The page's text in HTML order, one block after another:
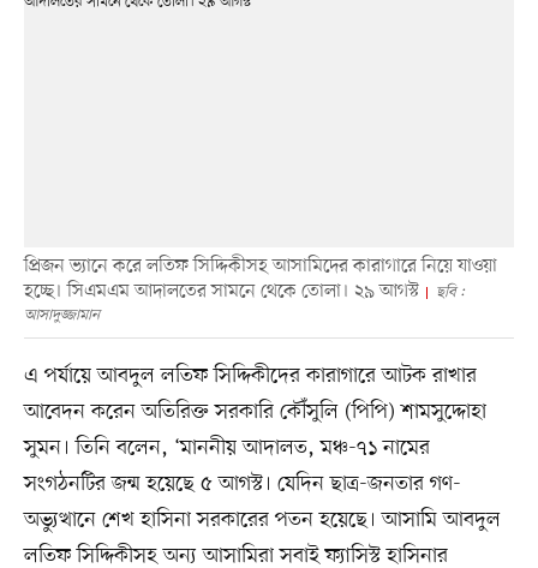
প্রিজন ভ্যানে করে লতিফ সিদ্দিকীসহ আসামিদের কারাগারে নিয়ে যাওয়া
হচ্ছে। সিএমএম আদালতের সামনে থেকে তোলা। ২৯ আগস্ট
ছবি :
আসাদুজ্জামান
এ পর্যায়ে আবদুল লতিফ সিদ্দিকীদের কারাগারে আটক রাখার
আবেদন করেন অতিরিক্ত সরকারি কৌঁসুলি (পিপি) শামসুদ্দোহা
সুমন। তিনি বলেন, ‘মাননীয় আদালত, মঞ্চ-৭১ নামের
সংগঠনটির জন্ম হয়েছে ৫ আগস্ট। যেদিন ছাত্র-জনতার গণ-
অভ্যুত্থানে শেখ হাসিনা সরকারের পতন হয়েছে। আসামি আবদুল
লতিফ সিদ্দিকীসহ অন্য আসামিরা সবাই ফ্যাসিস্ট হাসিনার